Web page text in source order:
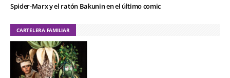
Spider-Marx y el ratón Bakunin en el último comic
CARTELERA FAMILIAR